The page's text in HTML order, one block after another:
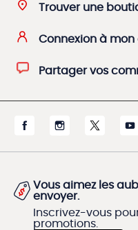
Trouver une
Connexion à
Partager vos
Vous aimez les
envoyer.
Inscrivez-vous
promotions.